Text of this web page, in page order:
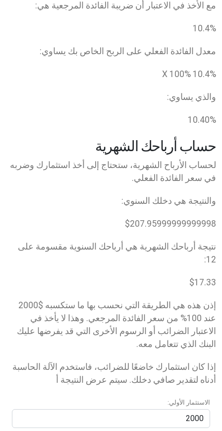
مع الأخذ في الاعتبار أن ضريبة الفائدة المرجعية هي:
10.4%
معدل الفائدة الفعلي على الربح الخاص بك يساوي:
10.4% X
100%
والذي يساوي:
10.40%
حساب أرباحك الشهرية
لحساب الأرباح الشهرية، ستحتاج إلى أخذ استثمارك وضربه
في سعر الفائدة الفعلي.
والنتيجة هي دخلك السنوي:
$207.95999999999998
نتيجة أرباحك الشهرية هي أرباحك السنوية مقسومة على
12:
$17.33
إذن هذه هي الطريقة التي نحسب بها ما ستكسبه $2000
عند 100% من سعر الفائدة المرجعي. وهذا لا يأخذ في
الاعتبار الضرائب أو الرسوم الأخرى التي قد يفرضها عليك
البنك الذي تتعامل معه.
إذا كان استثمارك خاضعًا للضرائب، فاستخدم الآلة الحاسبة
أدناه لتقدير صافي دخلك. سيتم عرض النتيجة أ
الاستثمار الأولي: